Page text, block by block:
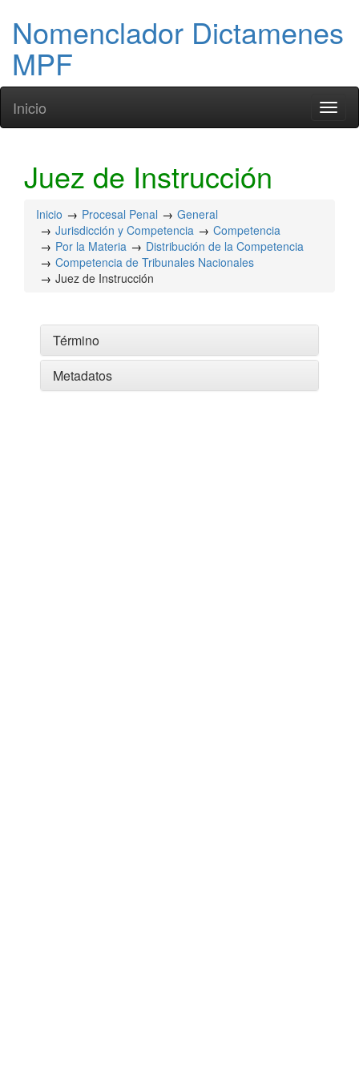
Nomenclador Dictamenes
MPF
Inicio
Juez de Instrucción
Inicio Procesal Penal
General
Jurisdicción y Competencia
Competencia
Por la Materia
Distribución de la Competencia
Competencia de Tribunales Nacionales
Juez de Instrucción
Término
Metadatos